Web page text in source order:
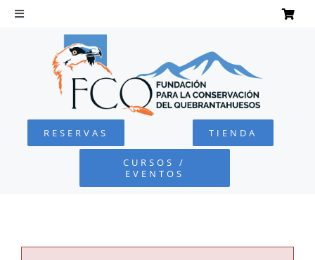
Saltar
Toggle
Navigation
QUEBRANTAHUESOS
FUNDACIÓN
RESERVAS TIENDA
CURSOS /
EVENTOS